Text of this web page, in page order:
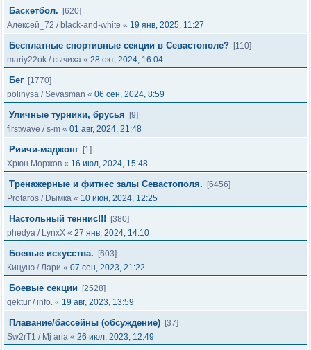
Баскетбол.
[620]
Алексей_72 / black-and-white « 19 янв, 2025, 11:27
Бесплатные спортивные секции в Севастополе? [110]
mariy22ok /сычиха « 28 окт, 2024, 16:04
Бег [1770]
polinysa /Sevasman « 06 сен, 2024, 8:59
Уличные турники, брусья
[9]
firstwave /s-m « 01 авг, 2024, 21:48
Риичи-маджонг [1]
Хрюн Моржов « 16 июл, 2024, 15:48
Тренажерные и фитнес залы Севастополя.
[6456]
Protaros / Dымка « 10 июн, 2024, 12:25
Настольный теннис!!!
[380]
phedya / LynxX « 27 янв, 2024, 14:10
Боевые искусства.
[603]
Кицунэ /Лари « 07 сен, 2023, 21:22
Боевые секции
[2528]
gektur /info. « 19 авг, 2023, 13:59
Плавание/бассейны (обсуждение) [37]
Sw2rT1 / Mj aria « 26 июл, 2023, 12:49